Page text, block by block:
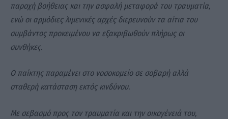
παροχή βοήθειας και την ασφαλή μεταφορά του τραυματία,
ενώ οι αρμόδιες λιμενικές αρχές διερευνούν τα αίτια του
συμβάντος προκειμένου να εξακριβωθούν πλήρως οι
συνθήκες.
Ο παίκτης παραμένει στο νοσοκομείο σε σοβαρή αλλά
σταθερή κατάσταση εκτός κινδύνου.
Με σεβασμό προς τον τραυματία και την οικογένειά του,